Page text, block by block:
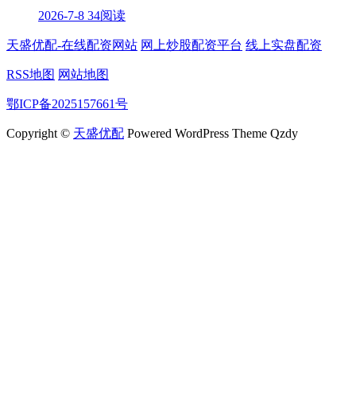
2026-7-8 34阅读
天盛优配-在线配资网站 网上炒股配资平台 线上实盘配资
RSS地图 网站地图
鄂ICP备2025157661号
Copyright © 天盛优配 Powered WordPress Theme Qzdy